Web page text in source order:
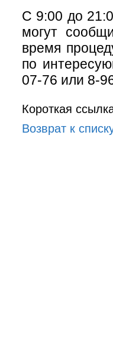
С 9:00 до
могут
время
по
07-76 или 8-
Короткая
Возврат к